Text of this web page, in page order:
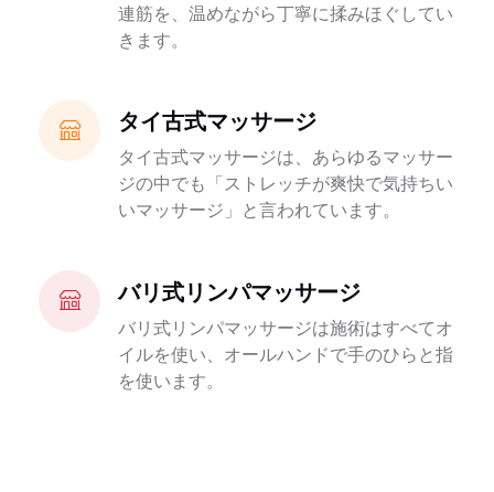
連筋を、温めながら丁寧に揉みほぐしてい
きます。
タイ古式マッサージ
タイ古式マッサージは、あらゆるマッサー
ジの中でも「ストレッチが爽快で気持ちい
いマッサージ」と言われています。
バリ式リンパマッサージ
バリ式リンパマッサージは施術はすべてオ
イルを使い、オールハンドで手のひらと指
を使います。